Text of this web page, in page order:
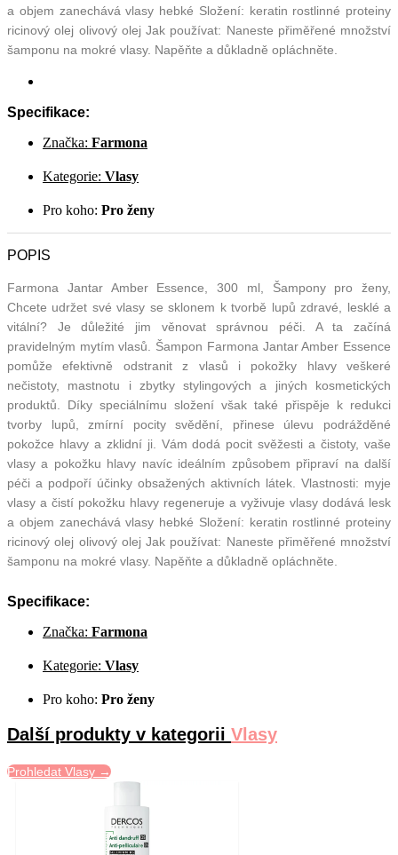
a objem zanechává vlasy hebké Složení: keratin rostlinné proteiny
ricinový olej olivový olej Jak používat: Naneste přiměřené množství
šamponu na mokré vlasy. Napěňte a důkladně opláchněte.
Specifikace:
Značka: Farmona
Kategorie: Vlasy
Pro koho: Pro ženy
POPIS
Farmona Jantar Amber Essence, 300 ml, Šampony pro ženy,
Chcete udržet své vlasy se sklonem k tvorbě lupů zdravé, lesklé a
vitální? Je důležité jim věnovat správnou péči. A ta začíná
pravidelným mytím vlasů. Šampon Farmona Jantar Amber Essence
pomůže efektivně odstranit z vlasů i pokožky hlavy veškeré
nečistoty, mastnotu i zbytky stylingových a jiných kosmetických
produktů. Díky speciálnímu složení však také přispěje k redukci
tvorby lupů, zmírní pocity svědění, přinese úlevu podrážděné
pokožce hlavy a zklidní ji. Vám dodá pocit svěžesti a čistoty, vaše
vlasy a pokožku hlavy navíc ideálním způsobem připraví na další
péči a podpoří účinky obsažených aktivních látek. Vlastnosti: myje
vlasy a čistí pokožku hlavy regeneruje a vyživuje vlasy dodává lesk
a objem zanechává vlasy hebké Složení: keratin rostlinné proteiny
ricinový olej olivový olej Jak používat: Naneste přiměřené množství
šamponu na mokré vlasy. Napěňte a důkladně opláchněte.
Specifikace:
Značka: Farmona
Kategorie: Vlasy
Pro koho: Pro ženy
Další produkty v kategorii Vlasy
Prohledat Vlasy →